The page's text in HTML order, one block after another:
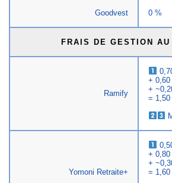
Goodvest 0 %
FRAIS DE GESTION AU
Ramify
+
+
=
Yomoni Retraite+
+ 0,80
+
=